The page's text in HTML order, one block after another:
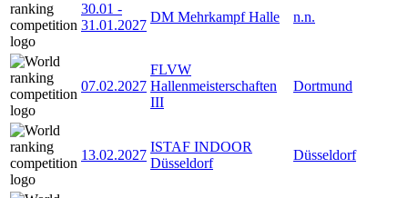
30.01 -
31.01.2027
DM Mehrkampf Halle n.n.
07.02.2027
FLVW
Hallenmeisterschaften
III
Dortmund
13.02.2027
ISTAF INDOOR
Düsseldorf
Düsseldorf